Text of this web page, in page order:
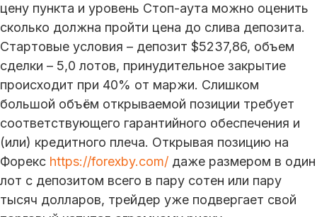
цену пункта и уровень Стоп-аута можно оценить
сколько должна пройти цена до слива депозита.
Стартовые условия – депозит $5237,86, объем
сделки – 5,0 лотов, принудительное закрытие
происходит при 40% от маржи. Слишком
большой объём открываемой позиции требует
соответствующего гарантийного обеспечения и
(или) кредитного плеча. Открывая позицию на
Форекс https://forexby.com/ даже размером в один
лот с депозитом всего в пару сотен или пару
тысяч долларов, трейдер уже подвергает свой